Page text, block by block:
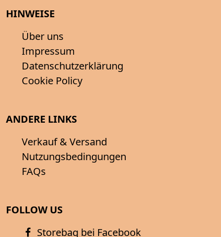
HINWEISE
Über uns
Impressum
Datenschutzerklärung
Cookie Policy
ANDERE LINKS
Verkauf & Versand
Nutzungsbedingungen
FAQs
FOLLOW US
Storebag bei Facebook